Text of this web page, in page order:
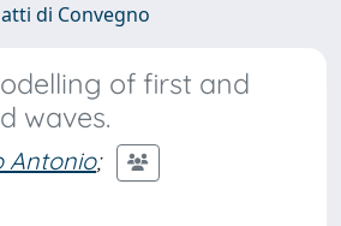
di Convegno
of first and
waves.
Antonio;